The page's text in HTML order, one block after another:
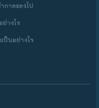
กาละลงไป
ย่างไร
ป็นอย่างไร